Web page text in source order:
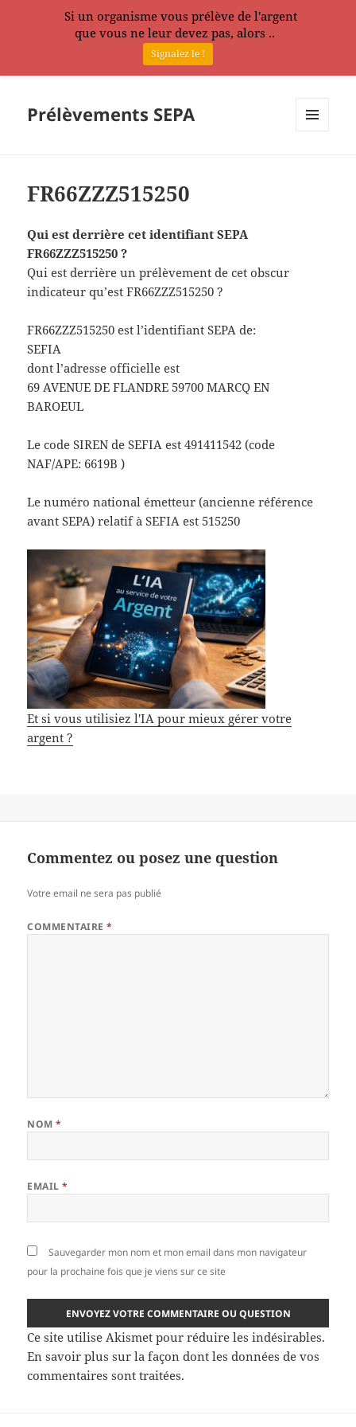
Prélèvements SEPA
FR66ZZZ515250
Qui est derrière cet identifiant SEPA
FR66ZZZ515250 ?
Qui est derrière un prélèvement de cet obscur
indicateur qu’est FR66ZZZ515250 ?
FR66ZZZ515250 est l’identifiant SEPA de:
SEFIA
dont l’adresse officielle est
69 AVENUE DE FLANDRE 59700 MARCQ EN
BAROEUL
Le code SIREN de SEFIA est 491411542 (code
NAF/APE: 6619B )
Le numéro national émetteur (ancienne référence
avant SEPA) relatif à SEFIA est 515250
Et si vous utilisiez l'IA pour mieux gérer votre
argent ?
Commentez ou posez une question
Votre email ne sera pas publié
COMMENTAIRE*
NOM*
EMAIL*
Sauvegarder mon nom et mon email dans mon navigateur
pour la prochaine fois que je viens sur ce site
Ce site utilise Akismet pour réduire les indésirables.
En savoir plus sur la façon dont les données de vos
commentaires sont traitées.
Si un organisme vous prélève de l'argent
que vous ne leur devez pas, alors ..
Signalez le !